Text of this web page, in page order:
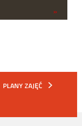
»
PLANY ZAJĘĆ